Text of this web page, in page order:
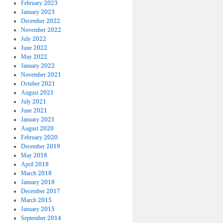
February 2023
January 2023
December 2022
November 2022
July 2022
June 2022
May 2022
January 2022
November 2021
October 2021
August 2021
July 2021
June 2021
January 2021
August 2020
February 2020
December 2019
May 2018
April 2018
March 2018
January 2018
December 2017
March 2015
January 2015
September 2014